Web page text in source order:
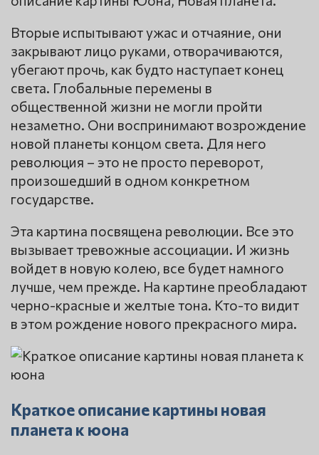
Вторые испытывают ужас и отчаяние, они
закрывают лицо руками, отворачиваются,
убегают прочь, как будто наступает конец
света. Глобальные перемены в
общественной жизни не могли пройти
незаметно. Они воспринимают возрождение
новой планеты концом света. Для него
революция – это не просто переворот,
произошедший в одном конкретном
государстве.
Эта картина посвящена революции. Все это
вызывает тревожные ассоциации. И жизнь
войдет в новую колею, все будет намного
лучше, чем прежде. На картине преобладают
черно-красные и желтые тона. Кто-то видит
в этом рождение нового прекрасного мира.
Краткое описание картины новая
планета к юона